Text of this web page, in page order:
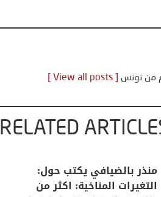
من تونس [ View all posts ]
RELATED
زمن التحولات الكبرى .. كيف
يُعاد تشكيل الإنسان والعالم؟